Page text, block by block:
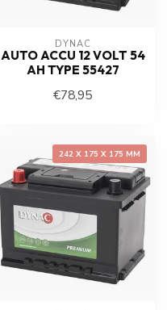
DYNAC
AUTO ACCU 12 VOLT 54
AH TYPE 55427
€78,95
242 X 175 X 175 MM